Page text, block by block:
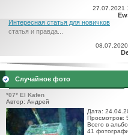
27.07.2021
Интересная статья для новичков
статья и правда...
Случайное фото
*07* El Kafen
Автор: Андрей
Дата:
Просмотров:
Всего в
41